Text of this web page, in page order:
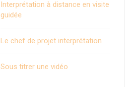
Interprétation à distance en visite
guidée
Le chef de projet interprétation
Sous titrer une vidéo